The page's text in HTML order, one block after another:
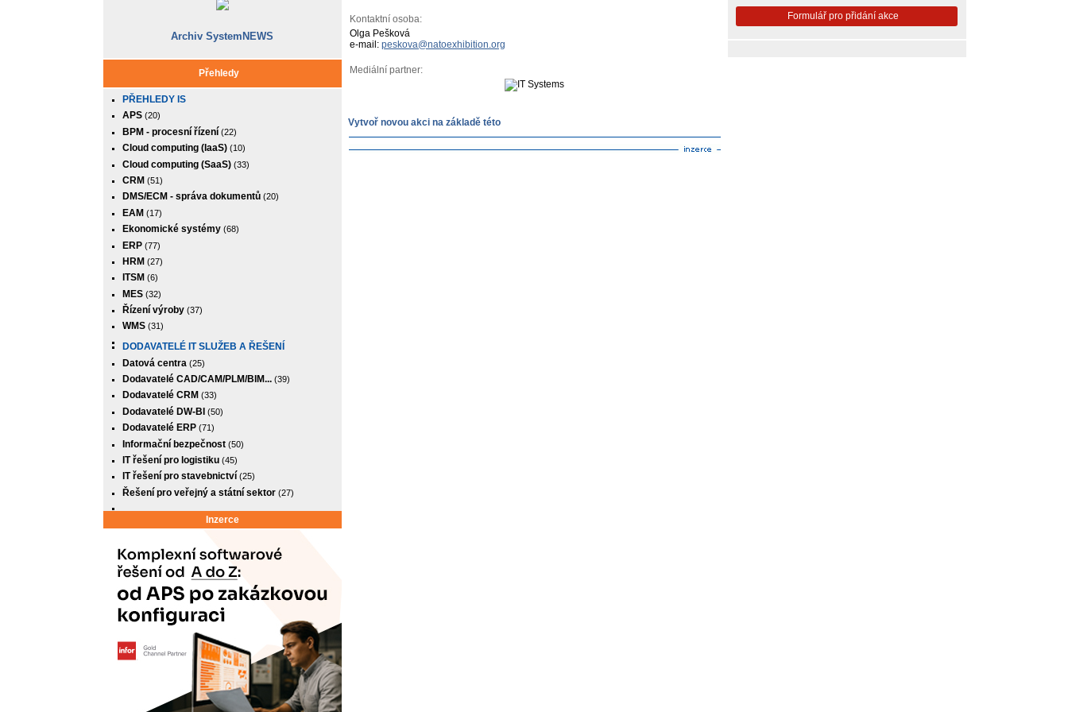
Archiv SystemNEWS
Přehledy
PŘEHLEDY IS
APS(20)
BPM - procesní řízení(22)
Cloud computing (IaaS)(10)
Cloud computing (SaaS)(33)
CRM (51)
DMS/ECM - správa dokumentů(20)
EAM (17)
Ekonomické systémy(68)
ERP(77)
HRM (27)
ITSM (6)
MES(32)
Řízení výroby(37)
WMS(31)
DODAVATELÉ IT SLUŽEB A ŘEŠENÍ
Datová centra (25)
Dodavatelé CAD/CAM/PLM/BIM...(39)
Dodavatelé CRM (33)
Dodavatelé DW-BI (50)
Dodavatelé ERP(71)
Informační bezpečnost(50)
IT řešení pro logistiku(45)
IT řešení pro stavebnictví(25)
Řešení pro veřejný a státní sektor(27)
Inzerce
Kontaktní osoba:
Olga Pešková
e-mail: peskova@natoexhibition.org
Mediální partner:
Vytvoř novou akci na základě této
Formulář pro přidání akce